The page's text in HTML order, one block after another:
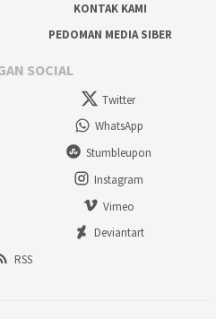
KONTAK KAMI
PEDOMAN MEDIA SIBER
SOCIAL
Twitter
WhatsApp
Stumbleupon
Instagram
Vimeo
Deviantart
RSS